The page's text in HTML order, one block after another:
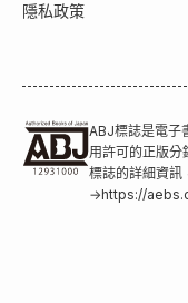
隱私政策
ABJ標誌是電子
用許可的正版分
標誌的詳細資訊
→https://